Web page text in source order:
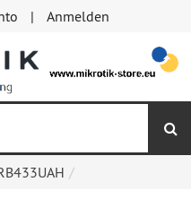
Anmelden